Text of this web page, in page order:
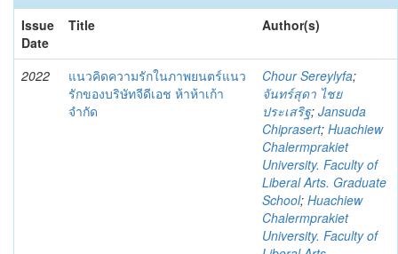
Issue
Date
Title Author(s)
2022
แนวคิดความรักในภาพยนตร์แนว
รักของบริษัทจีดีเอช ห้าห้าเก้า
จำกัด
Chour Sereylyfa;
จันทร์สุดา ไชย
ประเสริฐ; Jansuda
Chiprasert; Huachiew
Chalermprakiet
University. Faculty of
Liberal Arts. Graduate
School; Huachiew
Chalermprakiet
University. Faculty of